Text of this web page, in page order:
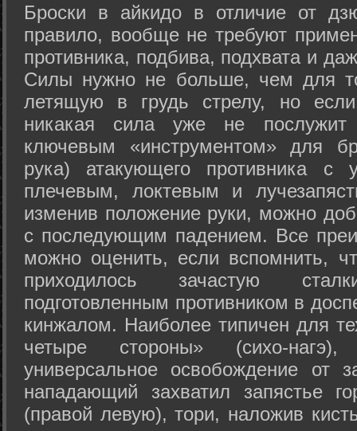
Броски в айкидо в отличие от
правило, вообще не требуют
противника, подбива, подхвата и
Силы нужно не больше, чем для
летящую в грудь стрелу, но
никакая сила уже не
ключевым «инструментом» для
рука) атакующего противника с
плечевым, локтевым и
изменив положение руки, можно
с последующим падением. Все
можно оценить, если вспомнить,
приходилось зачастую
подготовленным противником в
кинжалом. Наиболее типичен для
четыре стороны» (сихо-
универсальное освобождение от
нападающий захватил запястье
(правой левую), тори, наложив